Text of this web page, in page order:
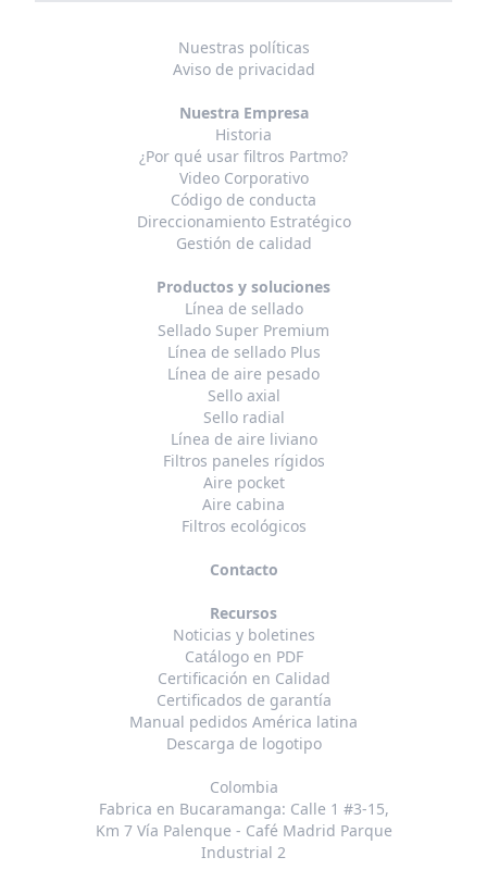
Nuestras políticas
Aviso de privacidad
Nuestra Empresa
Historia
¿Por qué usar filtros Partmo?
Video Corporativo
Código de conducta
Direccionamiento Estratégico
Gestión de calidad
Productos y soluciones
Línea de sellado
Sellado Super Premium
Línea de sellado Plus
Línea de aire pesado
Sello axial
Sello radial
Línea de aire liviano
Filtros paneles rígidos
Aire pocket
Aire cabina
Filtros ecológicos
Contacto
Recursos
Noticias y boletines
Catálogo en PDF
Certificación en Calidad
Certificados de garantía
Manual pedidos América latina
Descarga de logotipo
Colombia
Fabrica en Bucaramanga: Calle 1 #3-15,
Km 7 Vía Palenque - Café Madrid Parque
Industrial 2